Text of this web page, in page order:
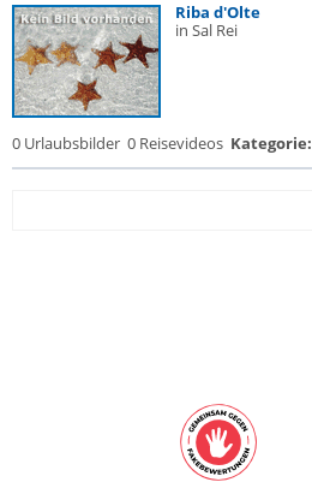
Riba d'Olte
in Sal Rei
0 Urlaubsbilder 0 Reisevideos Kategorie: